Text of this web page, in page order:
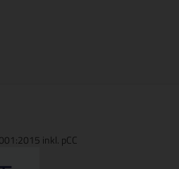
inkl. pCC